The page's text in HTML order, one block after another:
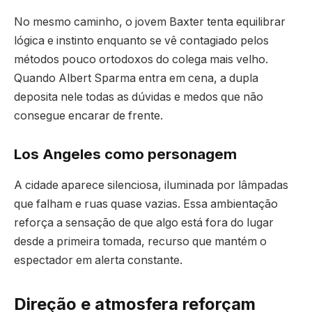
No mesmo caminho, o jovem Baxter tenta equilibrar
lógica e instinto enquanto se vê contagiado pelos
métodos pouco ortodoxos do colega mais velho.
Quando Albert Sparma entra em cena, a dupla
deposita nele todas as dúvidas e medos que não
consegue encarar de frente.
Los Angeles como personagem
A cidade aparece silenciosa, iluminada por lâmpadas
que falham e ruas quase vazias. Essa ambientação
reforça a sensação de que algo está fora do lugar
desde a primeira tomada, recurso que mantém o
espectador em alerta constante.
Direção e atmosfera reforçam